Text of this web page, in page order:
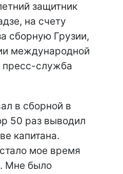
защитник
на счету
сборную Грузии,
международной
пресс-служба
в сборной в
50 раз выводил
капитана.
мое время
Мне было